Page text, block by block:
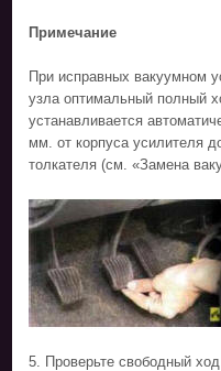
Примечание
При исправных вакуумном
узла оптимальный полный
устанавливается
мм. от корпуса усилителя
толкателя (см. «Замена
5. Проверьте свободный